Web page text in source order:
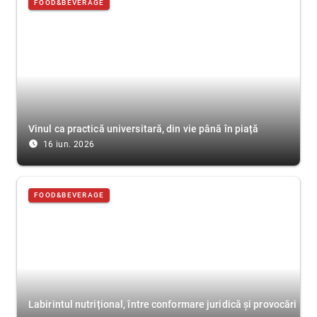
FOOD&BEVERAGE
Vinul ca practică universitară, din vie până în piață
access_time_filled 16 iun. 2026
FOOD&BEVERAGE
Labirintul nutrițional, între conformare juridică și provocări